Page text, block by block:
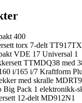
400
torx 7-delt
VDE 17 Universal 1
TTMDQ38 med
i/165 i/7 Kraftform
med skralle
Pack 1 elektronikk-
12-delt MD912N1